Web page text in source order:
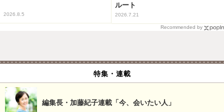
2026.8.5
ルート
2026.7.21
Recommended by
特集・連載
編集長・加藤紀子連載「今、会いたい人」